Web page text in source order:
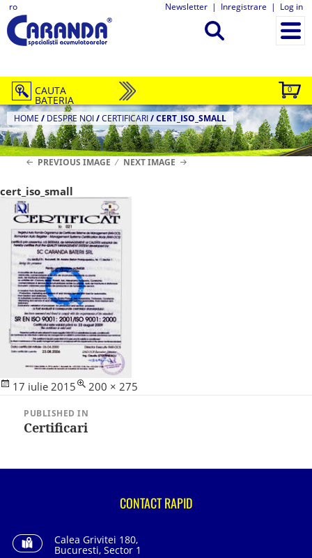
ro Newsletter | Inregistrare | Log in
0
CAUTA
BATERIA
HOME / DESPRE NOI/CERTIFICARI/CERT_ISO_SMALL
PREVIOUS IMAGE NEXT IMAGE
cert_iso_small
Posted
17 iulie 2015
Full
200 × 275
articole
PUBLISHED IN
Certificari
CONTACT RAPID
Calea Grivitei 180,
Bucuresti, Sector 1